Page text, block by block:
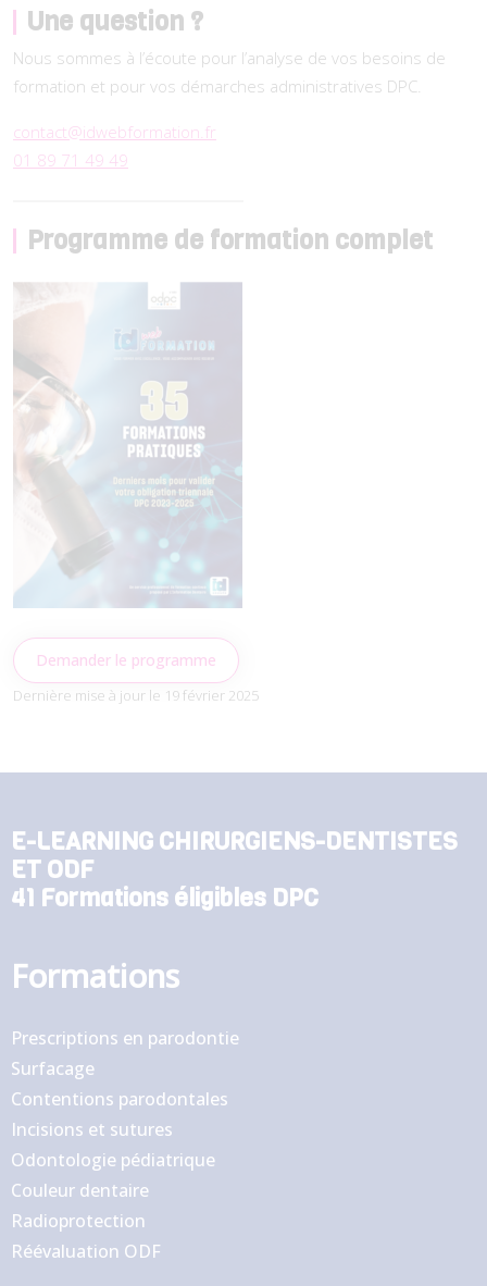
Une question ?
Nous sommes à l’écoute pour l’analyse de vos besoins de
formation et pour vos démarches administratives DPC.
contact@idwebformation.fr
01 89 71 49 49
Programme de formation complet
Demander le programme
Dernière mise à jour le 19 février 2025
E-LEARNING CHIRURGIENS-DENTISTES
ET ODF
41 Formations éligibles DPC
Formations
Prescriptions en parodontie
Surfacage
Contentions parodontales
Incisions et sutures
Odontologie pédiatrique
Couleur dentaire
Radioprotection
Réévaluation ODF